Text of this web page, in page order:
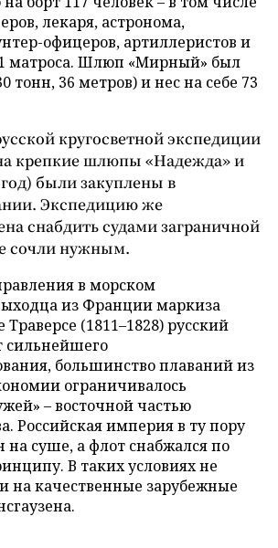
лекаря, астронома,
офицеров, артиллеристов и
матроса. Шлюп «Мирный» был
тонн, 36 метров) и нес на себе 73
кругосветной экспедиции
крепкие шлюпы «Надежда» и
были закуплены в
Экспедицию же
снабдить судами заграничной
сочли нужным.
в морском
из Франции маркиза
(1811–1828) русский
сильнейшего
большинство плаваний из
ограничивалось
– восточной частью
Российская империя в ту пору
на суше, а флот снабжался по
В таких условиях не
на качественные зарубежные